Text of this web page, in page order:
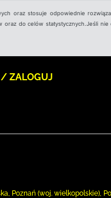
oraz stosuje odpowiednie
do celów statystycznych.Jeśli nie
/ ZALOGUJ
Poznań (woj. wielkopolskie),